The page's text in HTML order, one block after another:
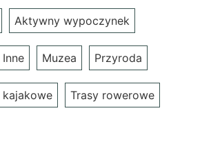
Aktywny wypoczynek
Inne Muzea Przyroda
kajakowe Trasy rowerowe